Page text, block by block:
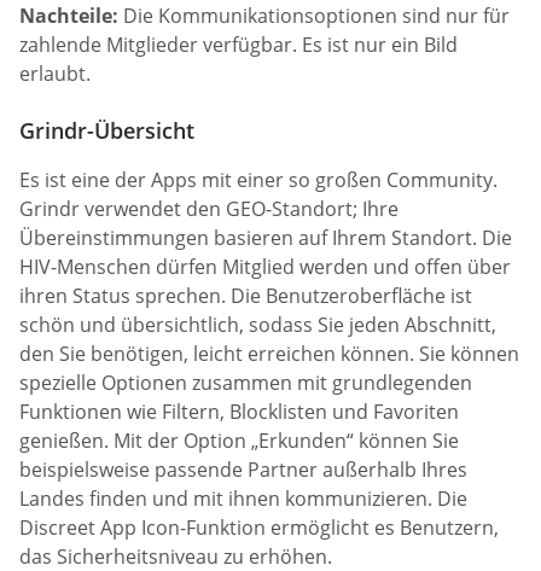
Nachteile: Die Kommunikationsoptionen sind nur für
zahlende Mitglieder verfügbar. Es ist nur ein Bild
erlaubt.
Grindr-Übersicht
Es ist eine der Apps mit einer so großen Community.
Grindr verwendet den GEO-Standort; Ihre
Übereinstimmungen basieren auf Ihrem Standort. Die
HIV-Menschen dürfen Mitglied werden und offen über
ihren Status sprechen. Die Benutzeroberfläche ist
schön und übersichtlich, sodass Sie jeden Abschnitt,
den Sie benötigen, leicht erreichen können. Sie können
spezielle Optionen zusammen mit grundlegenden
Funktionen wie Filtern, Blocklisten und Favoriten
genießen. Mit der Option „Erkunden“ können Sie
beispielsweise passende Partner außerhalb Ihres
Landes finden und mit ihnen kommunizieren. Die
Discreet App Icon-Funktion ermöglicht es Benutzern,
das Sicherheitsniveau zu erhöhen.